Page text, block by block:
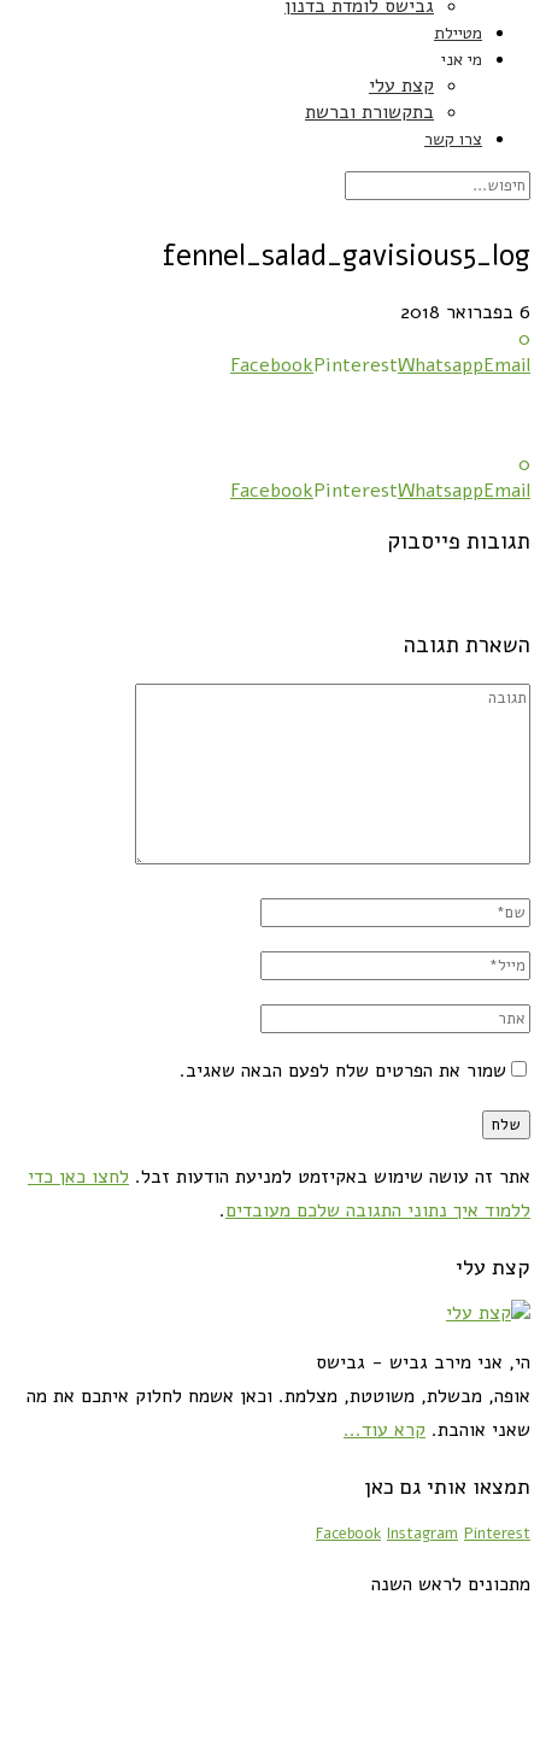
גבישס לומדת בדנון
מטיילת
מי אני
קצת עלי
בתקשורת וברשת
צרו קשר
fennel_salad_gavisious5_log
6 בפברואר 2018
0
FacebookPinterestWhatsappEmail
0
FacebookPinterestWhatsappEmail
תגובות פייסבוק
השארת תגובה
שמור את הפרטים שלח לפעם הבאה שאגיב.
אתר זה עושה שימוש באקיזמט למניעת הודעות זבל. לחצו כאן כדי
ללמוד איך נתוני התגובה שלכם מעובדים.
קצת עלי
הי, אני מירב גביש - גבישס
אופה, מבשלת, משוטטת, מצלמת. וכאן אשמח לחלוק איתכם את מה
שאני אוהבת. קרא עוד...
תמצאו אותי גם כאן
Facebook Instagram Pinterest
מתכונים לראש השנה